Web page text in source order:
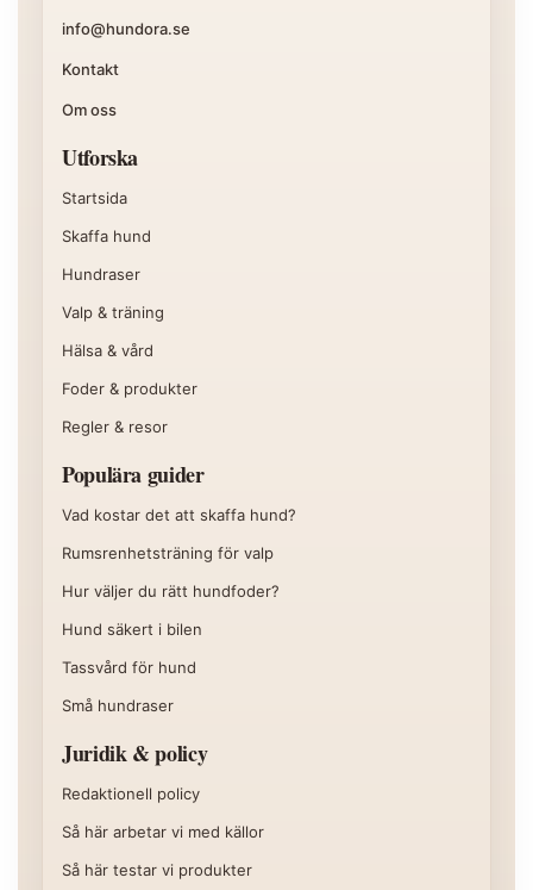
info@hundora.se
Kontakt
Om oss
Utforska
Startsida
Skaffa hund
Hundraser
Valp & träning
Hälsa & vård
Foder & produkter
Regler & resor
Populära guider
Vad kostar det att skaffa hund?
Rumsrenhetsträning för valp
Hur väljer du rätt hundfoder?
Hund säkert i bilen
Tassvård för hund
Små hundraser
Juridik & policy
Redaktionell policy
Så här arbetar vi med källor
Så här testar vi produkter